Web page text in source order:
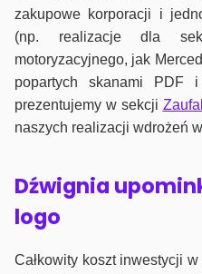
zakupowe korporacji i
(np. realizacje dla
motoryzacyjnego, jak
popartych skanami PDF
prezentujemy w sekcji
naszych realizacji wdrożeń
Dźwignia
logo
Całkowity koszt inwestycji